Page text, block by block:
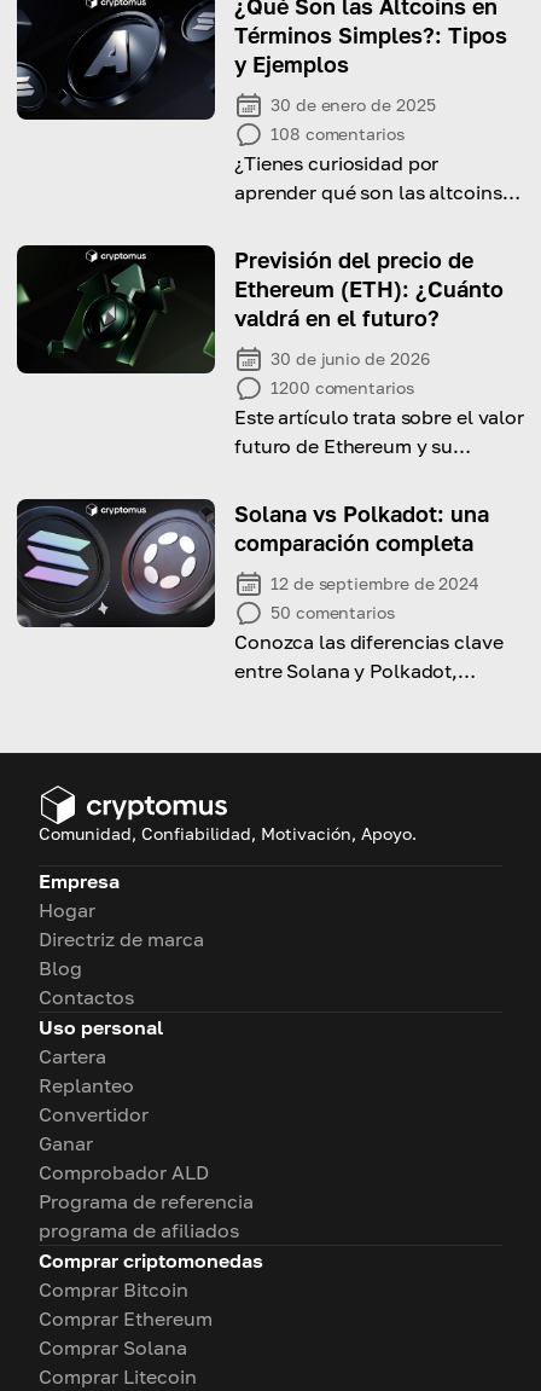
¿Qué Son las Altcoins en
Términos Simples?: Tipos
y Ejemplos
30 de enero de 2025
108 comentarios
¿Tienes curiosidad por
aprender qué son las altcoins?
detalles, desde los tipos y
ejemplos hasta el proceso de
compra!
Previsión del precio de
Ethereum (ETH): ¿Cuánto
valdrá en el futuro?
30 de junio de 2026
1200 comentarios
Este artículo trata sobre el valor
futuro de Ethereum y su
para descubrir las previsiones
de los expertos!
Solana vs Polkadot: una
comparación completa
12 de septiembre de 2024
50 comentarios
Conozca las diferencias clave
entre Solana y Polkadot,
tecnológicos.
Comunidad, Confiabilidad, Motivación, Apoyo.
Empresa
Hogar
Directriz de marca
Blog
Contactos
Uso personal
Cartera
Replanteo
Convertidor
Ganar
Comprobador ALD
Programa de referencia
programa de afiliados
Comprar criptomonedas
Comprar Bitcoin
Comprar Ethereum
Comprar Solana
Comprar Litecoin